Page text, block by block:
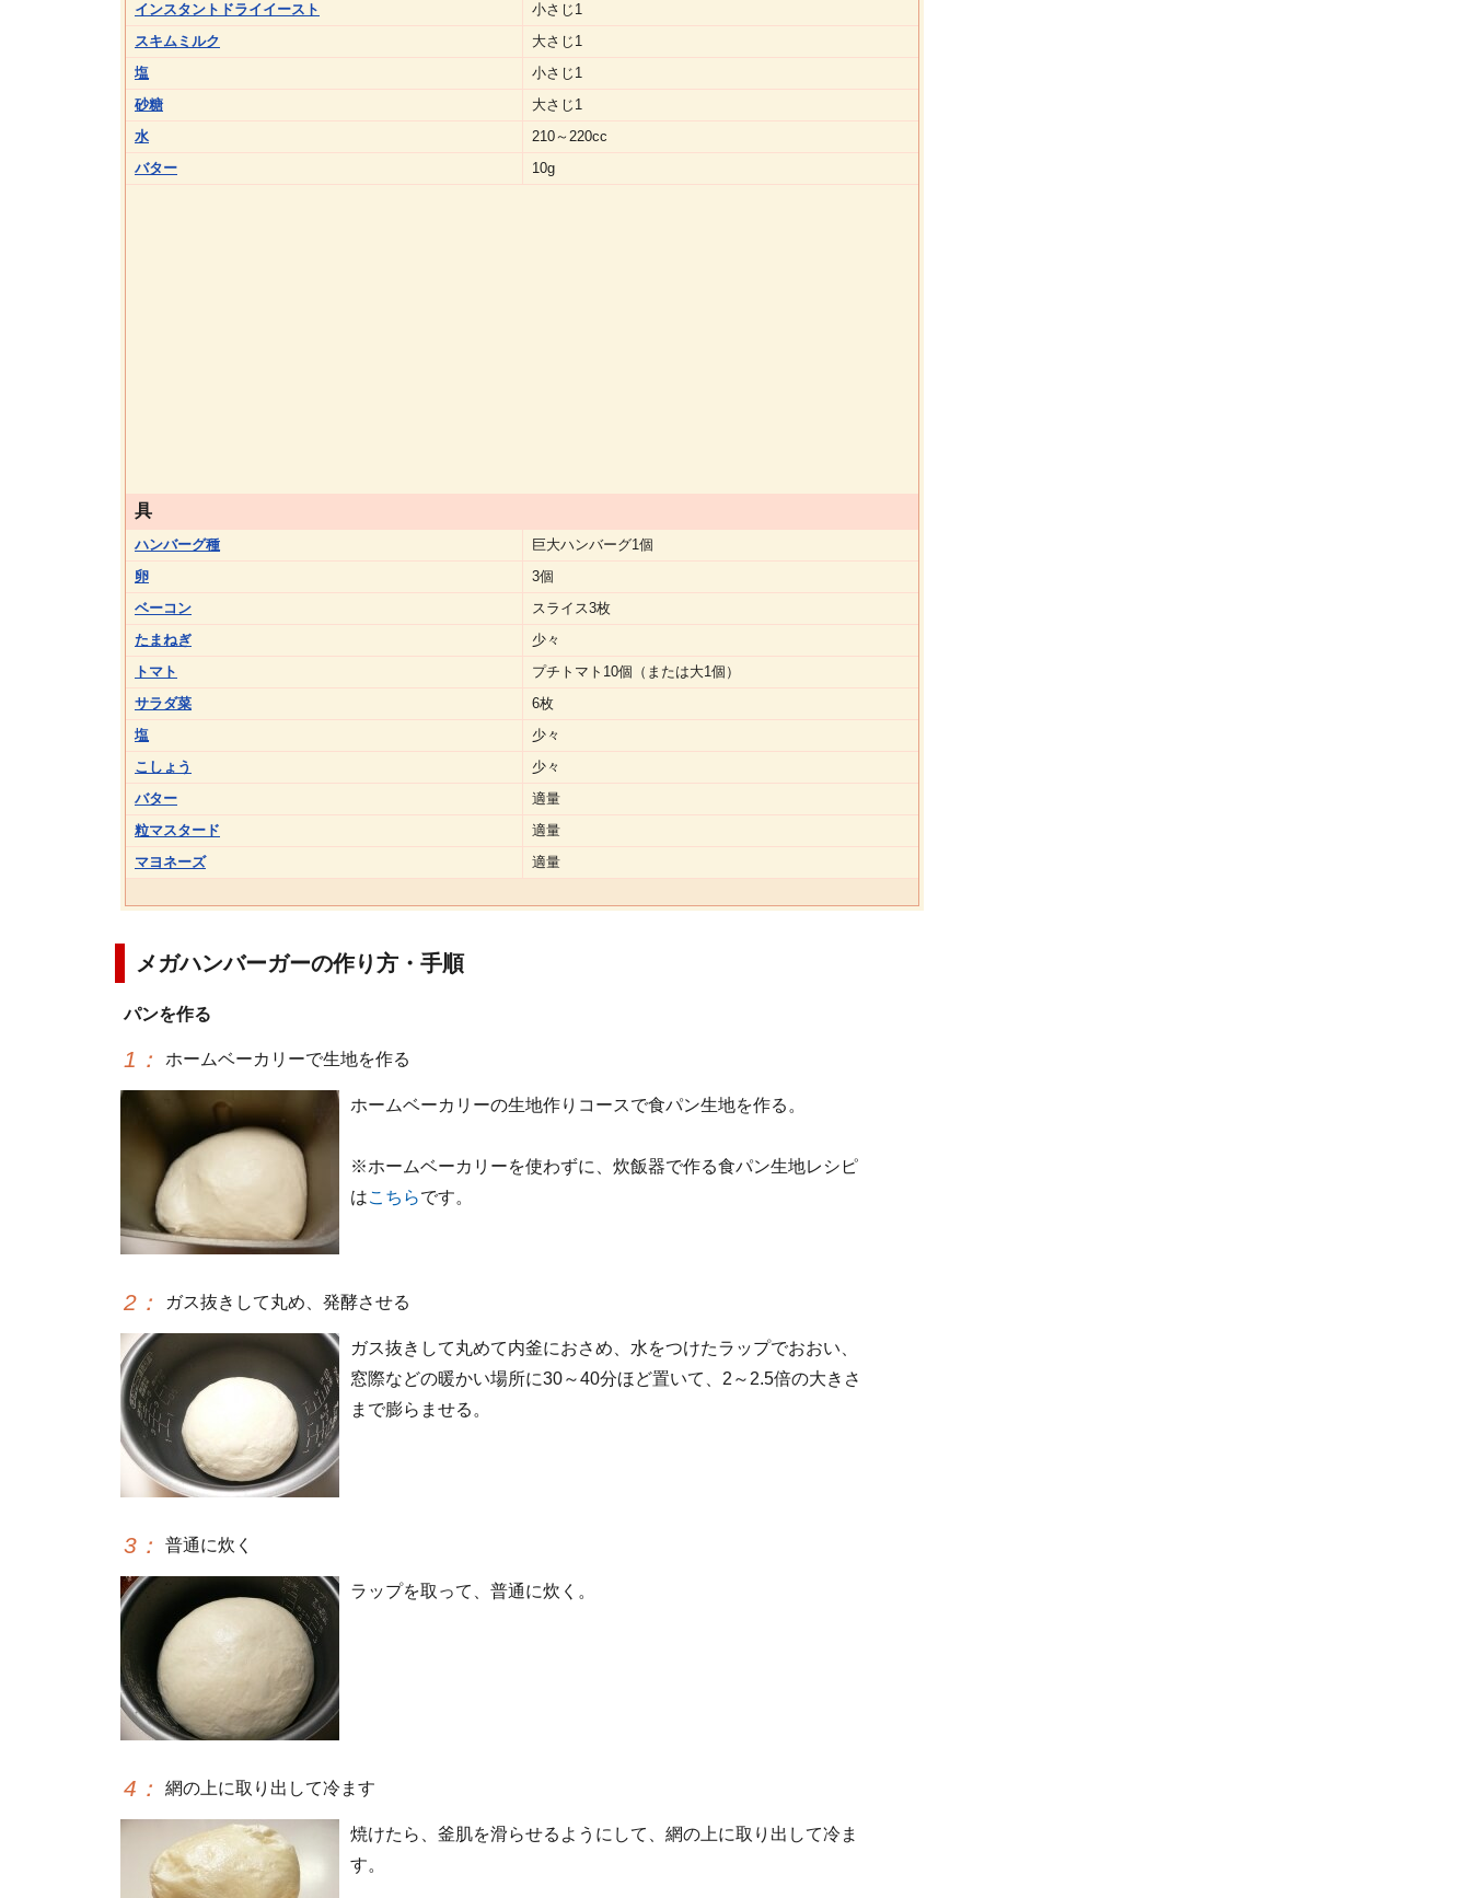
インスタントドライイースト
小さじ1
スキムミルク
大さじ1
塩
小さじ1
砂糖
大さじ1
水
210～220cc
バター
10g
具
ハンバーグ種
巨大ハンバーグ1個
卵
3個
ベーコン
スライス3枚
たまねぎ
少々
トマト
プチトマト10個（または大1個）
サラダ菜
6枚
塩
少々
こしょう
少々
バター
適量
粒マスタード
適量
マヨネーズ
適量
メガハンバーガーの作り方・手順
パンを作る
1 ： ホームベーカリーで生地を作る
ホームベーカリーの生地作りコースで食パン生地を作る。
※ホームベーカリーを使わずに、炊飯器で作る食パン生地レシピ
はこちらです。
2 ： ガス抜きして丸め、発酵させる
ガス抜きして丸めて内釜におさめ、水をつけたラップでおおい、
窓際などの暖かい場所に30～40分ほど置いて、2～2.5倍の大きさ
まで膨らませる。
3 ： 普通に炊く
ラップを取って、普通に炊く。
4 ： 網の上に取り出して冷ます
焼けたら、釜肌を滑らせるようにして、網の上に取り出して冷ま
す。